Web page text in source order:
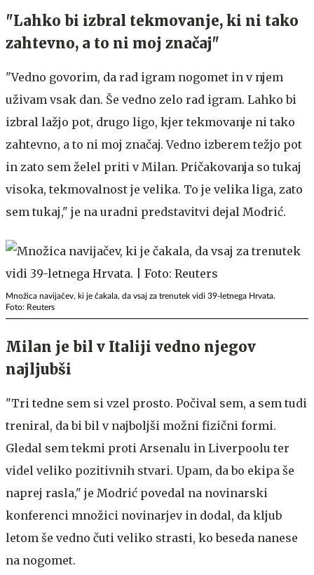
"Lahko bi izbral tekmovanje, ki ni tako
zahtevno, a to ni moj značaj"
"Vedno govorim, da rad igram nogomet in v njem
uživam vsak dan. Še vedno zelo rad igram. Lahko bi
izbral lažjo pot, drugo ligo, kjer tekmovanje ni tako
zahtevno, a to ni moj značaj. Vedno izberem težjo pot
in zato sem želel priti v Milan. Pričakovanja so tukaj
visoka, tekmovalnost je velika. To je velika liga, zato
sem tukaj," je na uradni predstavitvi dejal Modrić.
Množica navijačev, ki je čakala, da vsaj za trenutek vidi 39-letnega Hrvata.
Foto: Reuters
Milan je bil v Italiji vedno njegov
najljubši
"Tri tedne sem si vzel prosto. Počival sem, a sem tudi
treniral, da bi bil v najboljši možni fizični formi.
Gledal sem tekmi proti Arsenalu in Liverpoolu ter
videl veliko pozitivnih stvari. Upam, da bo ekipa še
naprej rasla," je Modrić povedal na novinarski
konferenci množici novinarjev in dodal, da kljub
letom še vedno čuti veliko strasti, ko beseda nanese
na nogomet.